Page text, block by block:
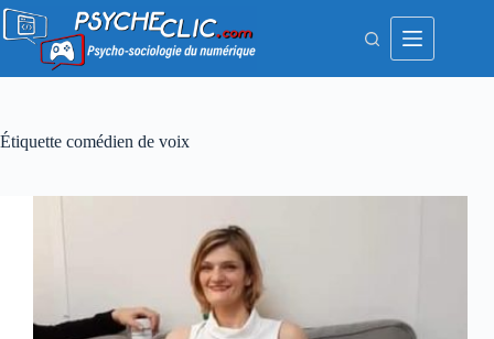
Passer
contenu
Étiquette comédien de voix